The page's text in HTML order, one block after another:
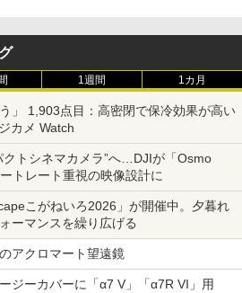
1週間 1カ月
」 1,903点目：高密閉で保冷効果が高い
カメ Watch
クトシネマカメラ”へ…DJIが「Osmo
トレート重視の映像設計に
こがねいろ2026」が開催中。夕暮れ
ーマンスを繰り広げる
アクロマート望遠鏡
ジーカバーに「α7 V」「α7R VI」用